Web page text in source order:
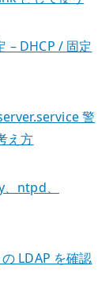
– DHCP / 固定
警
え方
ntpd、
LDAP を確認